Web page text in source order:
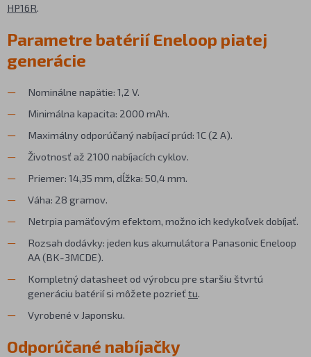
HP16R.
Parametre batérií Eneloop piatej
generácie
Nominálne napätie: 1,2 V.
Minimálna kapacita: 2000 mAh.
Maximálny odporúčaný nabíjací prúd: 1C (2 A).
Životnosť až 2100 nabíjacích cyklov.
Priemer: 14,35 mm, dĺžka: 50,4 mm.
Váha: 28 gramov.
Netrpia pamäťovým efektom, možno ich kedykoľvek dobíjať.
Rozsah dodávky: jeden kus akumulátora Panasonic Eneloop
AA (BK-3MCDE).
Kompletný datasheet od výrobcu pre staršiu štvrtú
generáciu batérií si môžete pozrieť tu.
Vyrobené v Japonsku.
Odporúčané nabíjačky